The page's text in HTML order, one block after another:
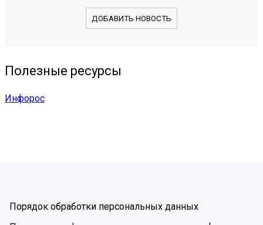
ДОБАВИТЬ НОВОСТЬ
Полезные ресурсы
Инфорос
Порядок обработки персональных данных